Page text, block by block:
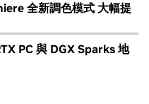
全新調色模式 大幅提
PC 與 DGX Sparks 地